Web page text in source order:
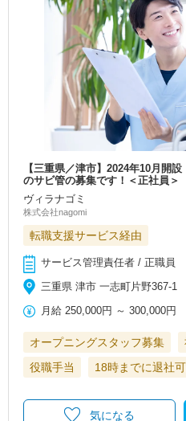
【三重県／津市】2024年10月開
のサビ管の募集です！＜正社員＞
ヴィラナゴミ
株式会社nagomi
転職支援サービス経由
サービス管理責任者 / 正職員
三重県 津市 一志町片野367-1
月給 250,000円 ～300,000円
オープニングスタッフ募集
役職手当
18時までに退社
気になる